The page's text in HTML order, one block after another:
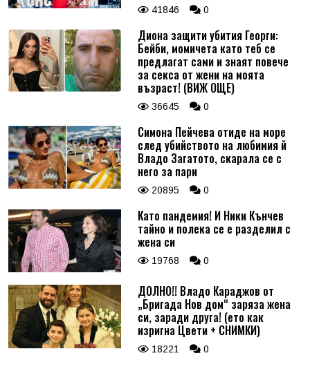
41846 0
Диона защити убития Георги:
Бейби, момичета като теб се
предлагат сами и знаят повече
за секса от жени на моята
възраст! (ВИЖ ОЩЕ)
36645 0
Симона Пейчева отиде на море
след убийството на любимия й
Владо Загатото, скарала се с
него за пари
20895 0
Като пандемия! И Ники Кънчев
тайно и полека се е разделил с
жена си
19768 0
ДОЛНО!! Владо Караджов от
„Бригада Нов дом“ заряза жена
си, заради друга! (ето как
изригна Цвети + СНИМКИ)
18221 0